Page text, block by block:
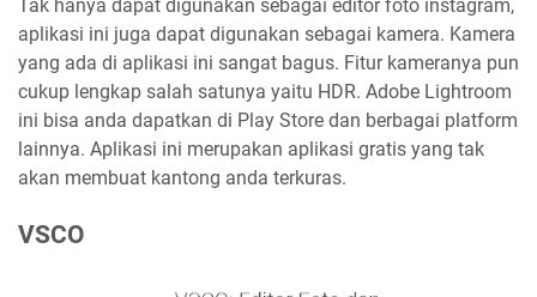
Tak hanya dapat digunakan sebagai editor foto instagram,
aplikasi ini juga dapat digunakan sebagai kamera. Kamera
yang ada di aplikasi ini sangat bagus. Fitur kameranya pun
cukup lengkap salah satunya yaitu HDR. Adobe Lightroom
ini bisa anda dapatkan di Play Store dan berbagai platform
lainnya. Aplikasi ini merupakan aplikasi gratis yang tak
akan membuat kantong anda terkuras.
VSCO